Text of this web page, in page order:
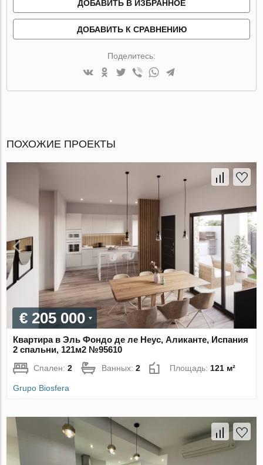
ДОБАВИТЬ В ИЗБРАННОЕ
ДОБАВИТЬ К СРАВНЕНИЮ
Поделитесь:
ПОХОЖИЕ ПРОЕКТЫ
€ 205 000
Квартира в Эль Фондо де ле Неус, Аликанте, Испания
2 спальни, 121м2 №95610
Спален:2 Ванных:2 Площадь:121 м²
Grupo Biosfera